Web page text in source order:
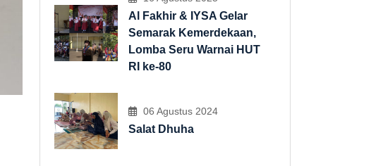
Al Fakhir & IYSA Gelar
Semarak Kemerdekaan,
Lomba Seru Warnai HUT
RI ke-80
06 Agustus 2024
Salat Dhuha